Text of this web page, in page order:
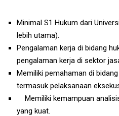
Minimal S1 Hukum dari
lebih utama).
Pengalaman kerja di bidang
pengalaman kerja di sektor
Memiliki pemahaman di
termasuk pelaksanaan
Memiliki kemampuan
yang kuat.